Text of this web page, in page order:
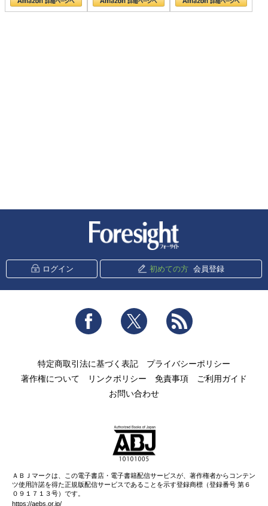
ログイン 初めての方 会員登録
Facebook Twitter
特定商取引法に基づく表記
プライバシーポリシー
著作権について
リンクポリシー 免責事項
ご利用ガイド
お問い合わせ
ＡＢＪマークは、この電子書店・電子書籍配信サービスが、著作権者からコンテン
ツ使用許諾を得た正規版配信サービスであることを示す登録商標（登録番号 第６
０９１７１３号）です。
https://aebs.or.jp/